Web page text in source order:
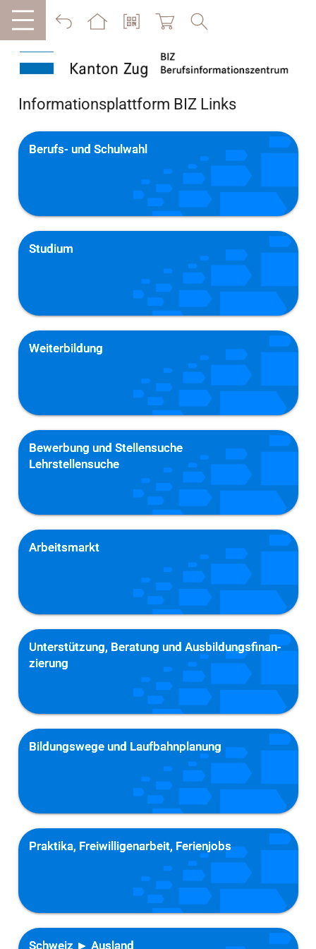
Informationsplattform BIZ Links
Berufs- und Schulwahl
Studium
Weiter­bildung
Bewerbung und Stellensuche
Lehrstellensuche
Arbeits­markt
Unter­stüt­zung, Be­ra­tung und Aus­bil­dungs­fi­nan­
zie­rung
Bildungswege und Laufbahnplanung
Praktika, Freiwilligenarbeit, Ferienjobs
Schweiz ► Ausland